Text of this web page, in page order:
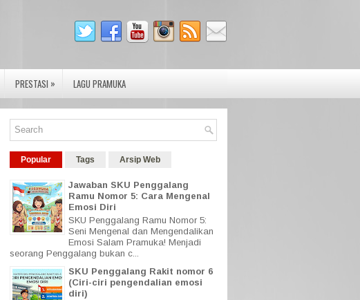
PRESTASI » LAGU PRAMUKA
Popular Tags Arsip Web
Jawaban SKU Penggalang
Ramu Nomor 5: Cara Mengenal
Emosi Diri
SKU Penggalang Ramu Nomor 5:
Seni Mengenal dan Mengendalikan
Emosi Salam Pramuka! Menjadi
seorang Penggalang bukan c...
SKU Penggalang Rakit nomor 6
(Ciri-ciri pengendalian emosi
diri)